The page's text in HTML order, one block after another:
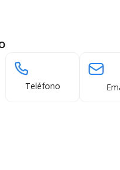
Teléfono